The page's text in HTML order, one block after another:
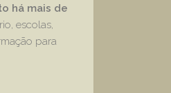
há mais de
escolas,
para